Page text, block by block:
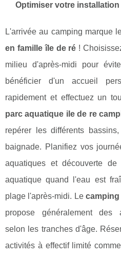
Optimiser votre
L'arrivée au camping marque
en famille île de ré !
milieu d'après-midi pour
bénéficier d'un accueil
rapidement et effectuez un
parc aquatique ile de re
repérer les différents
baignade. Planifiez vos
aquatiques et découverte
aquatique quand l'eau est
plage l'après-midi. Le
propose généralement des
selon les tranches d'âge.
activités à effectif limité